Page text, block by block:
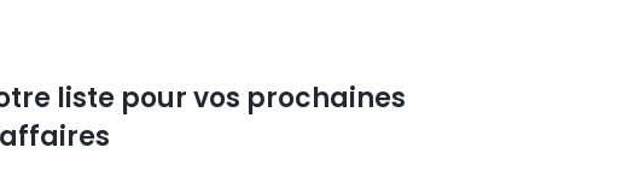
liste pour vos prochaines